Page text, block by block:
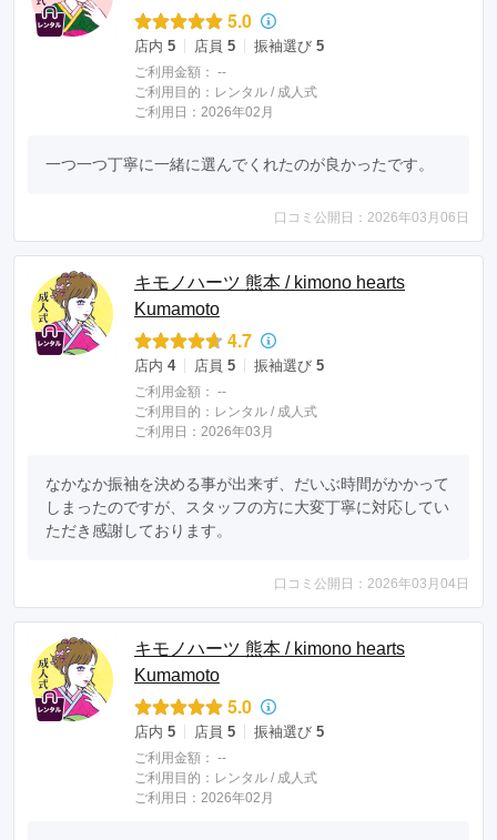
5.0
店内 5 店員 5 振袖選び 5
ご利用金額： --
ご利用目的： レンタル / 成人式
ご利用日：2026年02月
一つ一つ丁寧に一緒に選んでくれたのが良かったです。
口コミ公開日：2026年03月06日
キモノハーツ 熊本 / kimono hearts
Kumamoto
4.7
店内 4 店員 5 振袖選び 5
ご利用金額： --
ご利用目的： レンタル / 成人式
ご利用日：2026年03月
なかなか振袖を決める事が出来ず、だいぶ時間がかかって
しまったのですが、スタッフの方に大変丁寧に対応してい
ただき感謝しております。
口コミ公開日：2026年03月04日
キモノハーツ 熊本 / kimono hearts
Kumamoto
5.0
店内 5 店員 5 振袖選び 5
ご利用金額： --
ご利用目的： レンタル / 成人式
ご利用日：2026年02月